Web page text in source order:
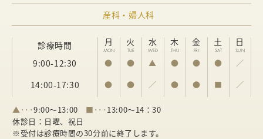
産科・婦人科
診療時間 月
MON
火
TUE
水
WED
木
THU
金
FRI
土
SAT
日
SUN
9:00-12:30 ● ● ▲ ● ● ● ／
14:00-17:30 ● ● ／ ● ● ■ ／
▲･･･9:00～13:00 ■･･･ 13:00～14：30
休診日：日曜、祝日
※受付は診療時間の30分前に終了します。